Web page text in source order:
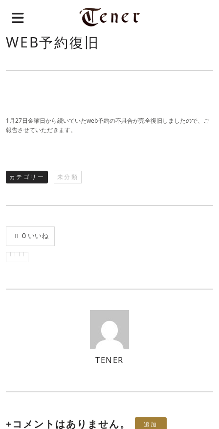
WEB予約復旧
1月27日金曜日から続いていたweb予約の不具合が完全復旧しましたので、ご
報告させていただきます。
カテゴリー 未分類
0いいね
TENER
+コメントはありません。 追加